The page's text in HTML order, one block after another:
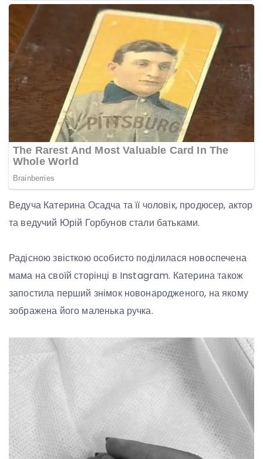
Ведуча Катерина Осадча та її чоловік, продюсер, актор
та ведучий Юрій Горбунов стали батьками.
Радісною звісткою особисто поділилася новоспечена
мама на своїй сторінці в Instagram. Катерина також
запостила перший знімок новонародженого, на якому
зображена його маленька ручка.